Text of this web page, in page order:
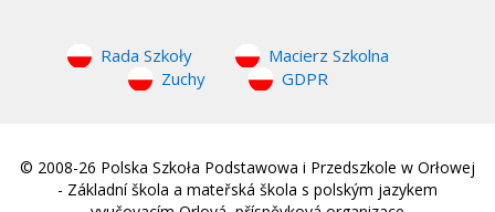
Rada Szkoły
Macierz Szkolna
Zuchy
GDPR
© 2008-26 Polska Szkoła Podstawowa i Przedszkole w Orłowej
- Základní škola a mateřská škola s polským jazykem